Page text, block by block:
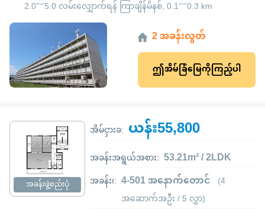
2.0～5.0 လမ်းလျှောက်ရန် ကြာချိန်မိနစ်, 0.1～0.3 km
2 အခန်းလွတ်
ဤအိမ်ခြံမြေကိုကြည့်ပါ
အခန်းဖွဲ့စည်းပုံ
အိမ်ငှားခ: ယန်း55,800
အခန်းအရွယ်အစား: 53.21m² / 2LDK
အခန်း၊: 4-501 အနောက်တောင် (4
အဆောက်အဦး / 5 လွှာ)